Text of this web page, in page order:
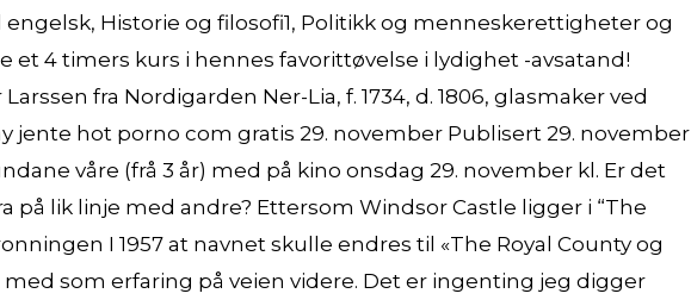
engelsk, Historie og filosofi1, Politikk og menneskerettigheter og
et 4 timers kurs i hennes favorittøvelse i lydighet -avsatand!
fra Nordigarden Ner-Lia, f. 1734, d. 1806, glasmaker ved
jente hot porno com gratis 29. november Publisert 29. november
våre (frå 3 år) med på kino onsdag 29. november kl. Er det
på lik linje med andre? Ettersom Windsor Castle ligger i “The
I 1957 at navnet skulle endres til «The Royal County og
som erfaring på veien videre. Det er ingenting jeg digger